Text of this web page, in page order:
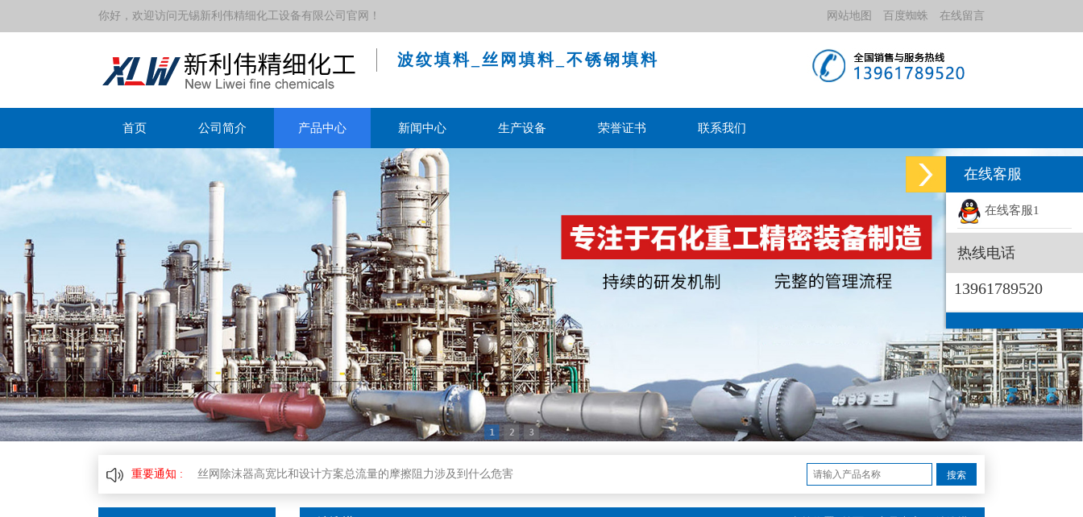
你好，欢迎访问无锡新利伟精细化工设备有限公司官网！ 网站地图 百度蜘蛛 在线留言
波纹填料_丝网填料_不锈钢填料
首页 公司简介 产品中心 新闻中心 生产设备 荣誉证书 联系我们
重要通知 :
丝网除沫器设备中应用的实际效果、如何确定安装位置及安装和维护保养须知
对丝网除沫器进行简单的分析其构件组成和工作优势组成
丝网除沫器高宽比和设计方案总流量的摩擦阻力涉及到什么危害
轻轻松松判断丝网除沫器品质和价钱-金属丝网25个主要参数测算方法归纳
搜索
在线客服
在线客服1
热线电话
13961789520